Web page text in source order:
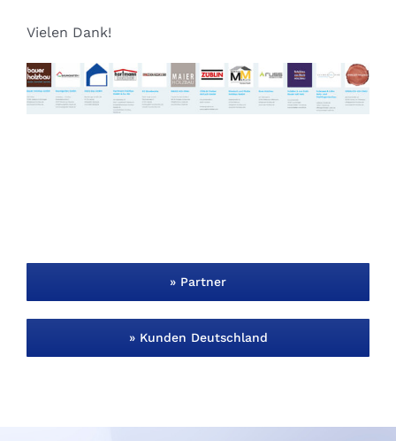
Vielen Dank!
» Partner
» Kunden Deutschland